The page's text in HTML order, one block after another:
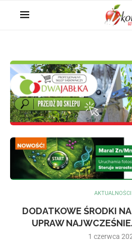
AKTUALNOŚCI
DODATKOWE ŚRODKI
UPRAW
1 czerwca